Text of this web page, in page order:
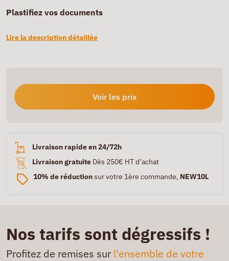
Plastifiez vos documents
Lire la description détaillée
Voir les prix
Livraison rapide en 24/72h
Livraison gratuite Dès 250€ HT d’achat
10% de réductionsur votre 1ère commande, NEW10L
Nos tarifs sont dégressifs !
Profitez de remises sur l'ensemble de votre